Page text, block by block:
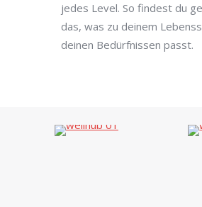
jedes Level. So findest du
das, was zu deinem
deinen Bedürfnissen passt.